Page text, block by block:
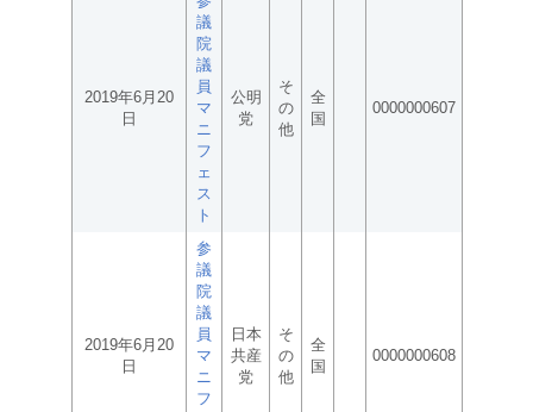
2019年6月20
日
議
院
議
員
マ
ニ
フ
ェ
ス
ト
公明
党
そ
の
他
全
国
0000000607
2019年6月20
日
参
議
院
議
員
マ
ニ
フ
日本
共産
党
そ
の
他
全
国
0000000608